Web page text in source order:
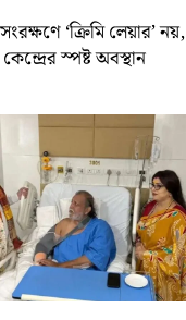
‘ক্রিমি লেয়ার’ নয়,
স্পষ্ট অবস্থান